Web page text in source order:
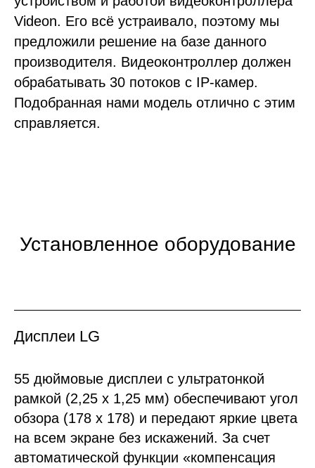
Videon. Его всё устраивало, поэтому мы
предложили решение на базе данного
производителя. Видеоконтроллер должен
обрабатывать 30 потоков с IP-камер.
Подобранная нами модель отлично с этим
справляется.
Установленное оборудование
Дисплеи LG
55 дюймовые дисплеи с ультратонкой
рамкой (2,25 х 1,25 мм) обеспечивают угол
обзора (178 x 178) и передают яркие цвета
на всем экране без искажений. За счет
автоматической функции «компенсация